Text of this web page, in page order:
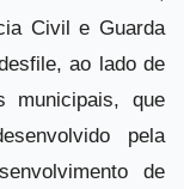
Civil e Guarda
ao lado de
municipais, que
pela
de